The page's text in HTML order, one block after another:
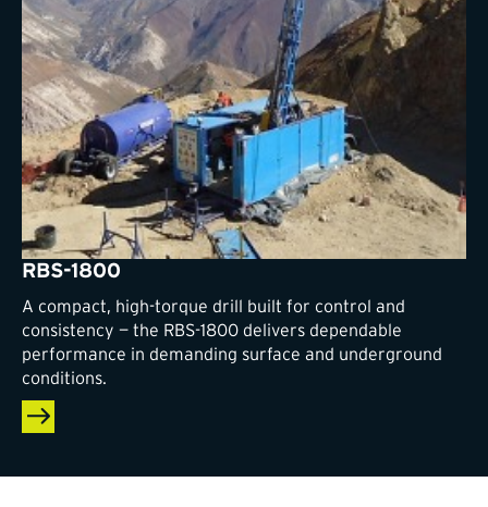
RBS-1800
A compact, high-torque drill built for control and
consistency — the RBS-1800 delivers dependable
performance in demanding surface and underground
conditions.